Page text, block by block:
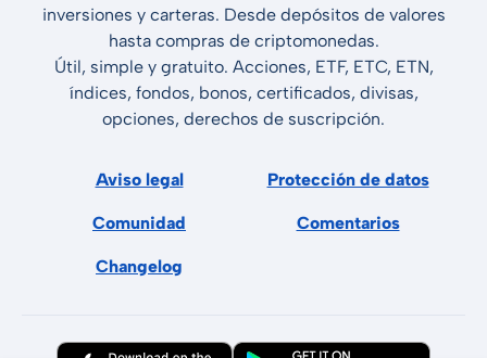
inversiones y carteras. Desde depósitos de valores
hasta compras de criptomonedas.
Útil, simple y gratuito. Acciones, ETF, ETC, ETN,
índices, fondos, bonos, certificados, divisas,
opciones, derechos de suscripción.
Aviso legal Protección de datos
Comunidad Comentarios
Changelog